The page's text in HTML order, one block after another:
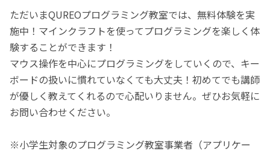
ただいまQUREOプログラミング教室では、無料体験を実
施中！マインクラフトを使ってプログラミングを楽しく体
験することができます！
マウス操作を中心にプログラミングをしていくので、キー
ボードの扱いに慣れていなくても大丈夫！初めてでも講師
が優しく教えてくれるので心配いりません。ぜひお気軽に
お問い合わせください。
※小学生対象のプログラミング教室事業者（アプリケー